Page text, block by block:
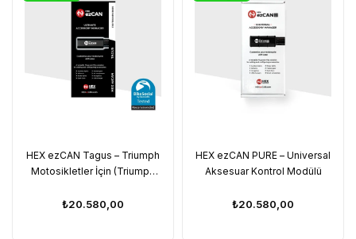
HEX ezCAN Tagus – Triumph
Motosikletler İçin (Triumph
Uyumlu)
₺20.580,00
HEX ezCAN PURE – Universal
Aksesuar Kontrol Modülü
₺20.580,00